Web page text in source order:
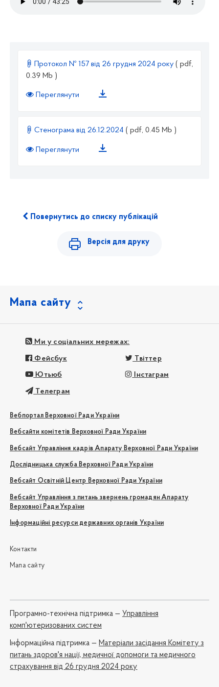
Протокол № 157 від 26 грудня 2024 року ( pdf,
0.39 Mb )
Переглянути
Cтенограма від 26.12.2024 ( pdf, 0.45 Mb )
Переглянути
Повернутись до списку публікацій
Версія для друку
Мапа сайту
Ми у соціальних мережах:
Фейсбук Твіттер
Ютьюб Інстаграм
Телеграм
Вебпортал Верховної Ради України
Вебсайти комітетів Верховної Ради України
Вебсайт Управління кадрів Апарату Верховної Ради України
Дослідницька служба Верховної Ради України
Вебсайт Освітній Центр Верховної Ради України
Вебсайт Управління з питань звернень громадян Апарату
Верховної Ради України
Інформаційні ресурси державних органів України
Контакти
Мапа сайту
Програмно-технічна підтримка — Управління
комп'ютеризованих систем
Iнформаційна підтримка — Матеріали засідання Комітету з
питань здоров'я нації, медичної допомоги та медичного
страхування від 26 грудня 2024 року